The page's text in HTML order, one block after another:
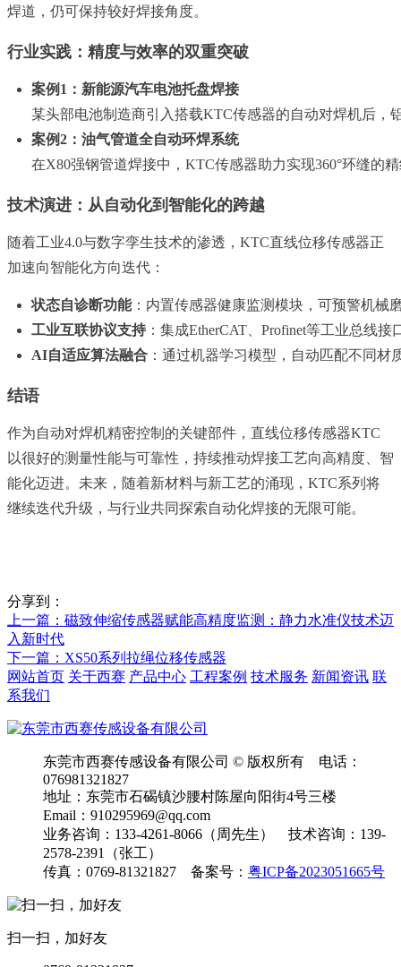
焊道，仍可保持较好焊接角度。
行业实践：精度与效率的双重突破
案例1：新能源汽车电池托盘焊接
某头部电池制造商引入搭载KTC传感器的自动对焊机后，
案例2：油气管道全自动环焊系统
在X80强钢管道焊接中，KTC传感器助力实现360°环缝的
技术演进：从自动化到智能化的跨越
随着工业4.0与数字孪生技术的渗透，KTC直线位移传感器正
加速向智能化方向迭代：
状态自诊断功能：内置传感器健康监测模块，可预警机械
工业互联协议支持 ：集成EtherCAT、Profinet等工业总线
AI自适应算法融合 ：通过机器学习模型，自动匹配不同
结语
作为自动对焊机精密控制的关键部件，直线位移传感器KTC
以很好的测量性能与可靠性，持续推动焊接工艺向高精度、智
能化迈进。未来，随着新材料与新工艺的涌现，KTC系列将
继续迭代升级，与行业共同探索自动化焊接的无限可能。
分享到：
上一篇 ：磁致伸缩传感器赋能高精度监测：静力水准仪技术迈
入新时代
下一篇 ：XS50系列拉绳位移传感器
网站首页 关于西赛 产品中心 工程案例 技术服务 新闻资讯 联
系我们
东莞市西赛传感设备有限公司 © 版权所有 电话：
076981321827
地址：东莞市石碣镇沙腰村陈屋向阳街4号三楼
Email：910295969@qq.com
业务咨询：133-4261-8066（周先生） 技术咨询：139-
2578-2391（张工）
传真：0769-81321827 备案号： 粤ICP备2023051665号
扫一扫，加好友